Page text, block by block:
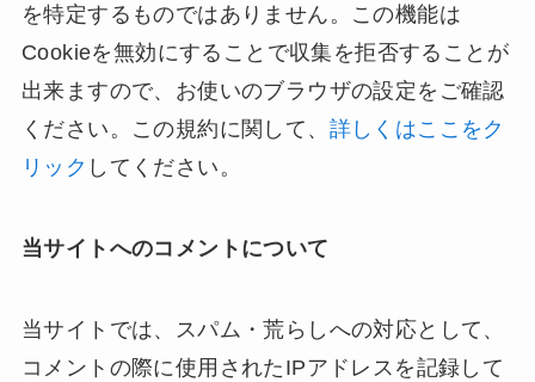
を特定するものではありません。この機能は
Cookieを無効にすることで収集を拒否することが
出来ますので、お使いのブラウザの設定をご確認
ください。この規約に関して、 詳しくはここをク
リック してください。
当サイトへのコメントについて
当サイトでは、スパム・荒らしへの対応として、
コメントの際に使用されたIPアドレスを記録して